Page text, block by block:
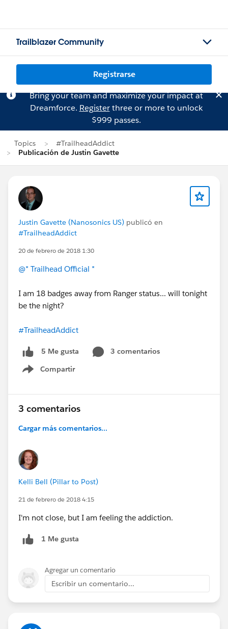
Trailblazer Community
Registrarse
Bring your team and maximize your impact at
Dreamforce. Registerthree or more to unlock
$999 passes.
Topics
#TrailheadAddict
Publicación de Justin Gavette
Justin Gavette (Nanosonics US) publicó en
#TrailheadAddict
20 de febrero de 2018 1:30
@* Trailhead Official *
I am 18 badges away from Ranger status... will tonight
be the night?
#TrailheadAddict
5 Me gusta
3 comentarios
Compartir
Show menu
3 comentarios
Cargar más comentarios...
Kelli Bell (Pillar to Post)
21 de febrero de 2018 4:15
I'm not close, but I am feeling the addiction.
1 Me gusta
Agregar un comentario
Escribir un comentario...